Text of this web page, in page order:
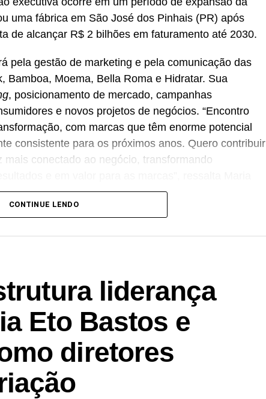
uma fábrica em São José dos Pinhais (PR) após
de alcançar R$ 2 bilhões em faturamento até 2030.
pela gestão de marketing e pela comunicação das
Bamboa, Moema, Bella Roma e Hidratar. Sua
, posicionamento de mercado, campanhas
e novos projetos de negócios. “Encontro
com marcas que têm enorme potencial
consistente para os próximos anos. Quero contribuir
conectado ao negócio, transformando
atuação profissional nas áreas de
o Grupo RFK, atuou comoCMOdo Grupo
estrutura executiva para sustentar o aumento da
do portfólio de bebidas no mercado nacional.
CONTINUE LENDO
liderança
Eto Bastos e
diretores